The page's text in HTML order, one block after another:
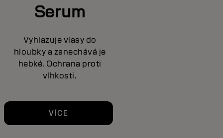
Serum
Vyhlazuje vlasy do
hloubky a zanechává je
hebké. Ochrana proti
vlhkosti.
VÍCE